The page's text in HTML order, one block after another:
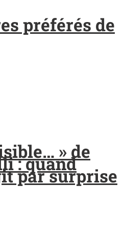
préférés de
» de
: quand
par surprise